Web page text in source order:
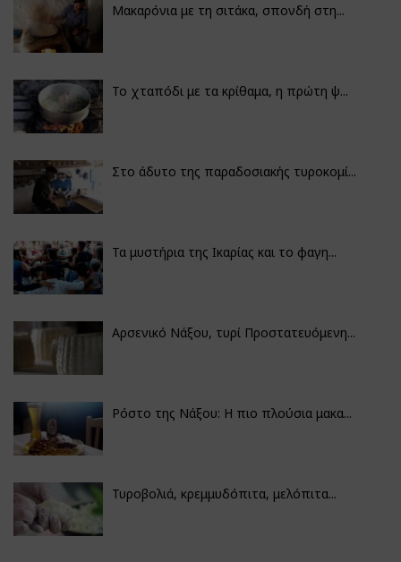
Μακαρόνια με τη σιτάκα, σπονδή στη...
Το χταπόδι με τα κρίθαμα, η πρώτη ψ...
Στο άδυτο της παραδοσιακής τυροκομί...
Τα μυστήρια της Ικαρίας και το φαγη...
Αρσενικό Νάξου, τυρί Προστατευόμενη...
Ρόστο της Νάξου: Η πιο πλούσια μακα...
Τυροβολιά, κρεμμυδόπιτα, μελόπιτα...